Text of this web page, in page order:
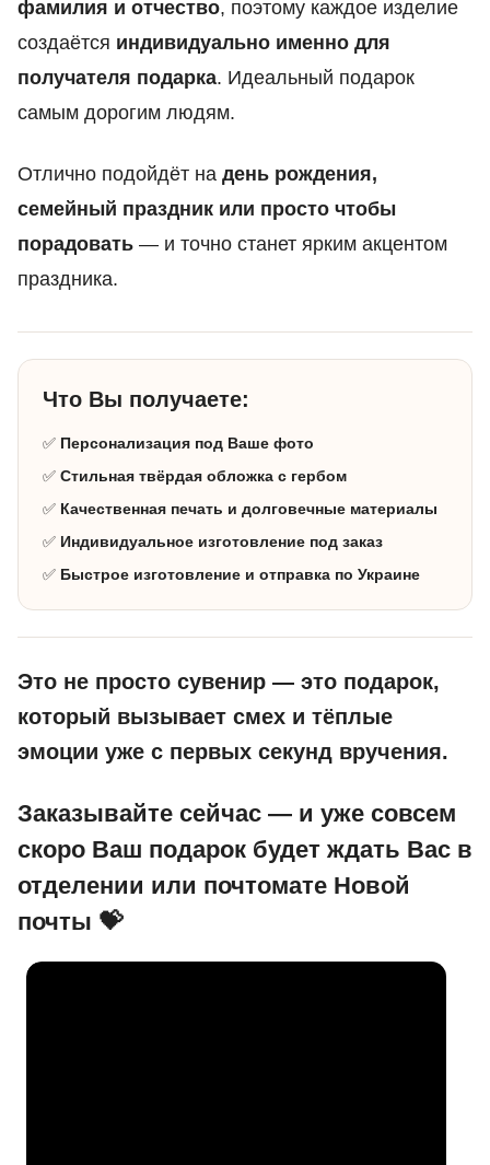
фамилия и отчество, поэтому каждое изделие
создаётся индивидуально именно для
получателя подарка. Идеальный подарок
самым дорогим людям.
Отлично подойдёт на день рождения,
семейный праздник или просто чтобы
порадовать — и точно станет ярким акцентом
праздника.
Что Вы получаете:
✅ Персонализация под Ваше фото
✅ Стильная твёрдая обложка с гербом
✅ Качественная печать и долговечные материалы
✅ Индивидуальное изготовление под заказ
✅ Быстрое изготовление и отправка по Украине
Это не просто сувенир — это подарок,
который вызывает смех и тёплые
эмоции уже с первых секунд вручения.
Заказывайте сейчас — и уже совсем
скоро Ваш подарок будет ждать Вас в
отделении или почтомате Новой
почты 💝